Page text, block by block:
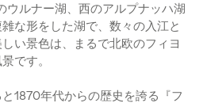
ウルナー湖、西のアルプナッハ湖
な形をした湖で、数々の入江と
い景色は、まるで北欧のフィヨ
です。
1870年代からの歴史を誇る『フ